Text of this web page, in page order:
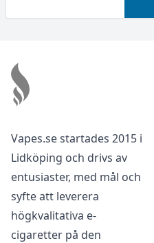
Vapes.se startades 2015 i
Lidköping och drivs av
entusiaster, med mål och
syfte att leverera
högkvalitativa e-
cigaretter på den